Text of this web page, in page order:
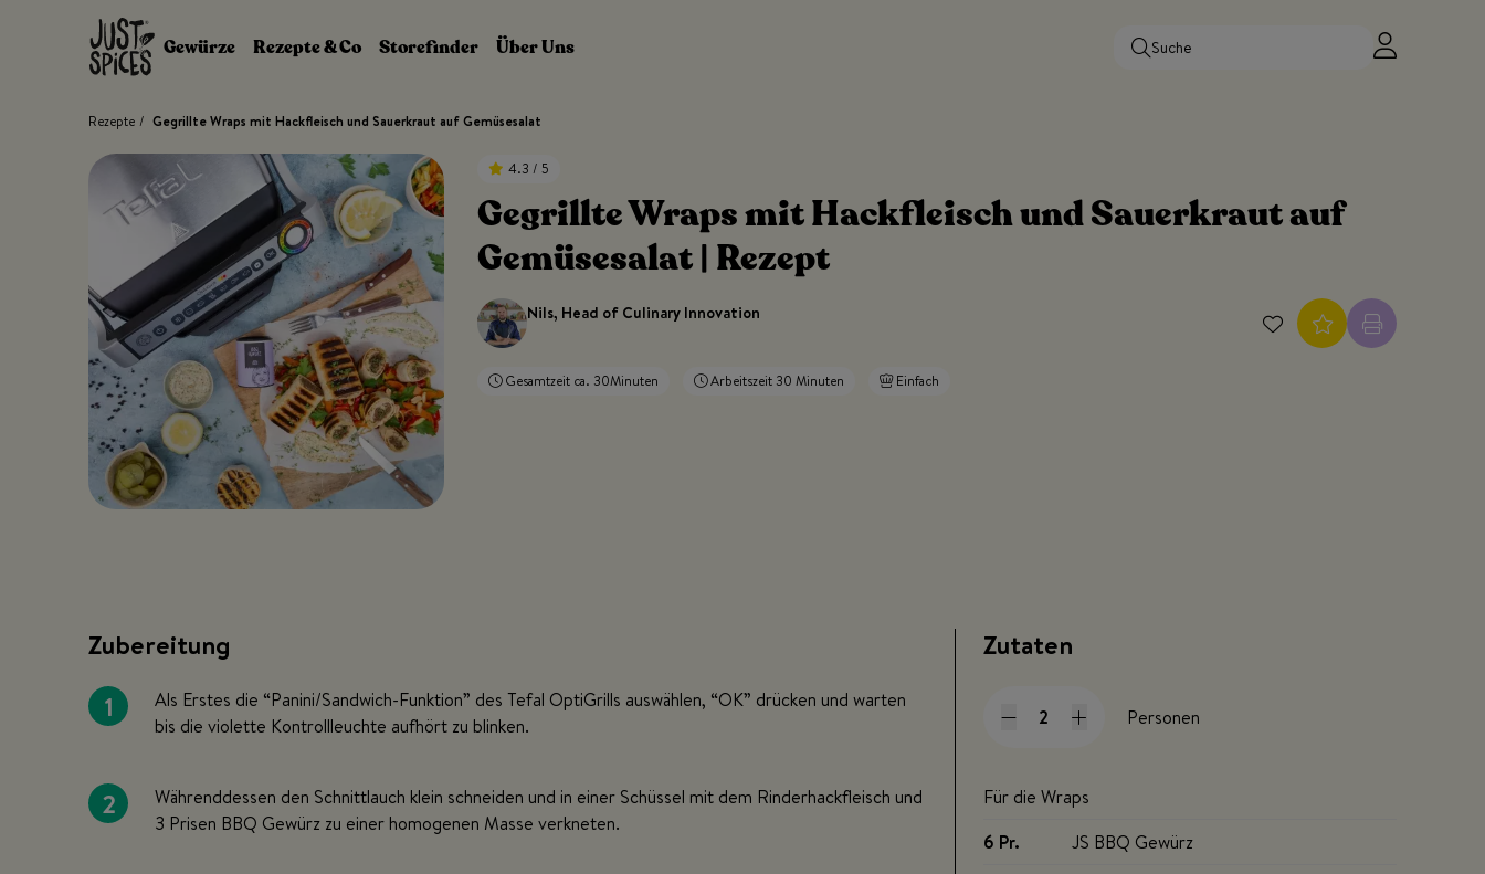
Zum Inhalt springen
Gewürze
Rezepte & Co Storefinder Über Uns
Rezepte / Gegrillte Wraps mit Hackfleisch und Sauerkraut auf Gemüsesalat
4.3 / 5
Gegrillte Wraps mit Hackfleisch und Sauerkraut auf
Gemüsesalat | Rezept
Nils, Head of Culinary Innovation
Gesamtzeit ca. 30Minuten Arbeitszeit 30 Minuten Einfach
Zutaten
Personen
Für die Wraps
6 Pr.
JS BBQ Gewürz
Zubereitung
1
Als Erstes die “Panini/Sandwich-Funktion” des Tefal OptiGrills auswählen, “OK” drücken und warten
bis die violette Kontrollleuchte aufhört zu blinken.
2
Währenddessen den Schnittlauch klein schneiden und in einer Schüssel mit dem Rinderhackfleisch und
3 Prisen BBQ Gewürz zu einer homogenen Masse verkneten.